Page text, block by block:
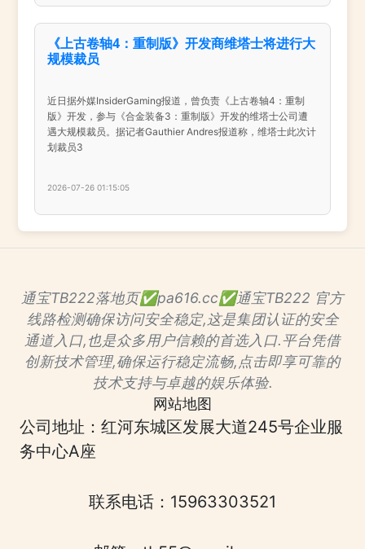
《上古卷轴4：重制版》开发商维塔士将进行大
规模裁员
近日据外媒InsiderGaming报道，曾负责《上古卷轴4：重制
版》开发，参与《合金装备3：重制版》开发的维塔士公司遭
遇大规模裁员。据记者Gauthier Andres报道称，维塔士此次计
划裁员3
2026-07-26 01:15:05
通宝TB222落地页✅pa616.cc✅通宝TB222 官方
线路检测确保访问安全稳定,这是集团认证的安全
通道入口,也是众多用户信赖的首选入口.平台凭借
创新技术管理,确保运行稳定流畅,点击即享可靠的
技术支持与卓越的娱乐体验.
网站地图
公司地址：红河东城区发展大道245号企业服
务中心A座
联系电话：15963303521